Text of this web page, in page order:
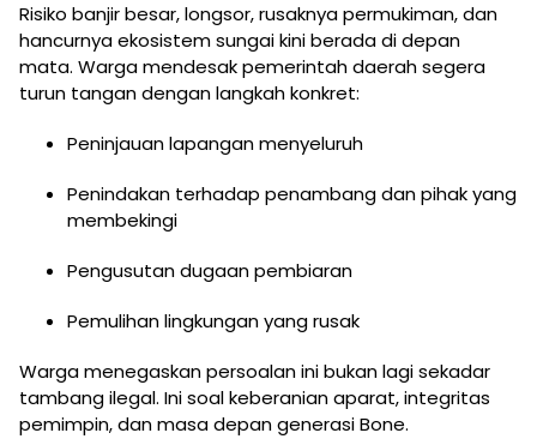
Risiko banjir besar, longsor, rusaknya permukiman, dan
hancurnya ekosistem sungai kini berada di depan
mata. Warga mendesak pemerintah daerah segera
turun tangan dengan langkah konkret:
Peninjauan lapangan menyeluruh
Penindakan terhadap penambang dan pihak yang
membekingi
Pengusutan dugaan pembiaran
Pemulihan lingkungan yang rusak
Warga menegaskan persoalan ini bukan lagi sekadar
tambang ilegal. Ini soal keberanian aparat, integritas
pemimpin, dan masa depan generasi Bone.